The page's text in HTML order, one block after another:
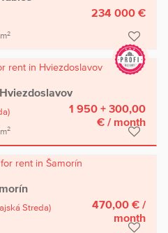
2
234 000 €
2
1 950 + 300,00
€ / month
Streda)
470,00 € /
month